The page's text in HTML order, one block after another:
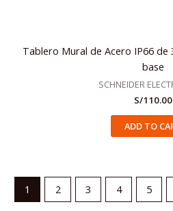
Tablero Mural de Acero IP66 de
base
SCHNEIDER
S/110.00
ADD TO
1 2 3 4 5